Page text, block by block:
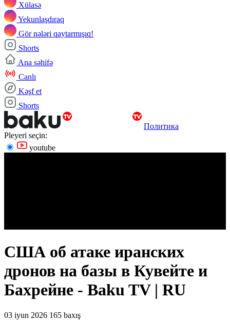
Xülasə
Yekunlaşdıraq
Gör nələri qaytarmışıq!
Shorts
Ana səhifə
Canlı
Kəşf et
Shorts
Политика
Pleyeri seçin:
youtube
США об атаке иранских
дронов на базы в Кувейте и
Бахрейне - Baku TV | RU
03 iyun 2026 165 baxış